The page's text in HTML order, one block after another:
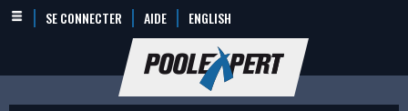
SE CONNECTER AIDE ENGLISH